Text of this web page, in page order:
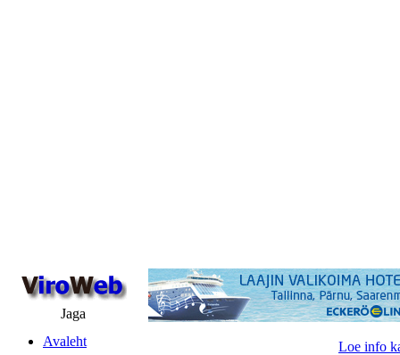
Jaga
Avaleht
Loe info